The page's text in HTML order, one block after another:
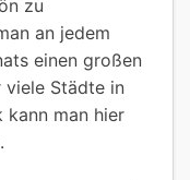
zu
an jedem
einen großen
viele Städte in
kann man hier